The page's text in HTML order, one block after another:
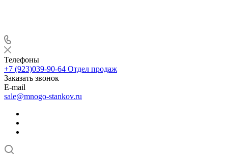
Телефоны
+7 (923)039-90-64 Отдел продаж
Заказать звонок
E-mail
sale@mnogo-stankov.ru